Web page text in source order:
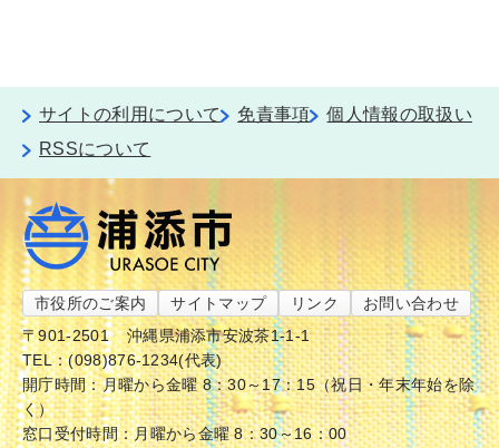
サイトの利用について 免責事項
個人情報の取扱い
RSSについて
市役所のご案内 サイトマップ リンク
お問い合わせ
〒901-2501
沖縄県浦添市安波茶1-1-1
TEL：(098)876-1234(代表)
開庁時間：月曜から金曜 8：30～17：15（祝日・年末年始を除
く）
窓口受付時間：月曜から金曜 8：30～16：00